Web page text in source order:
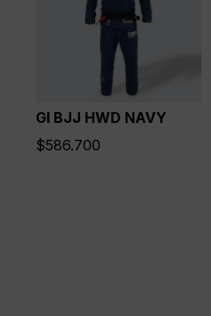
GI BJJ HWD NAVY
$586.700